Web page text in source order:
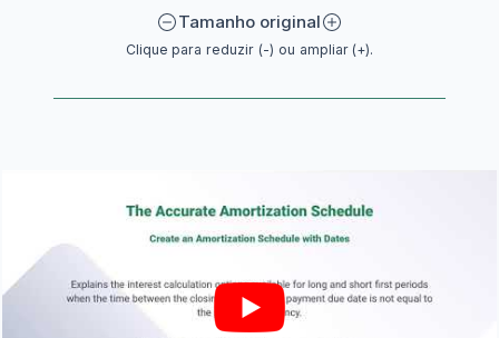
Tamanho original
Clique para reduzir (-) ou ampliar (+).